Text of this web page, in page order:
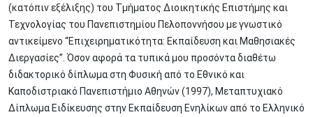
(κατόπιν εξέλιξης) του Τμήματος Διοικητικής Επιστήμης και
Τεχνολογίας του Πανεπιστημίου Πελοποννήσου με γνωστικό
αντικείμενο “Επιχειρηματικότητα: Εκπαίδευση και Μαθησιακές
Διεργασίες”. Όσον αφορά τα τυπικά μου προσόντα διαθέτω
διδακτορικό δίπλωμα στη Φυσική από το Εθνικό και
Καποδιστριακό Πανεπιστήμιο Αθηνών (1997), Μεταπτυχιακό
Δίπλωμα Ειδίκευσης στην Εκπαίδευση Ενηλίκων από το Ελληνικό